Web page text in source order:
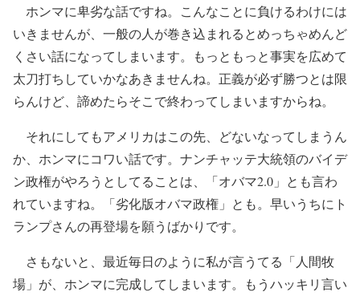
ホンマに卑劣な話ですね。こんなことに負けるわけには
いきませんが、一般の人が巻き込まれるとめっちゃめんど
くさい話になってしまいます。もっともっと事実を広めて
太刀打ちしていかなあきませんね。正義が必ず勝つとは限
らんけど、諦めたらそこで終わってしまいますからね。
それにしてもアメリカはこの先、どないなってしまうん
か、ホンマにコワい話です。ナンチャッテ大統領のバイデ
ン政権がやろうとしてることは、「オバマ2.0」とも言わ
れていますね。「劣化版オバマ政権」とも。早いうちにト
ランプさんの再登場を願うばかりです。
さもないと、最近毎日のように私が言うてる「人間牧
場」が、ホンマに完成してしまいます。もうハッキリ言い